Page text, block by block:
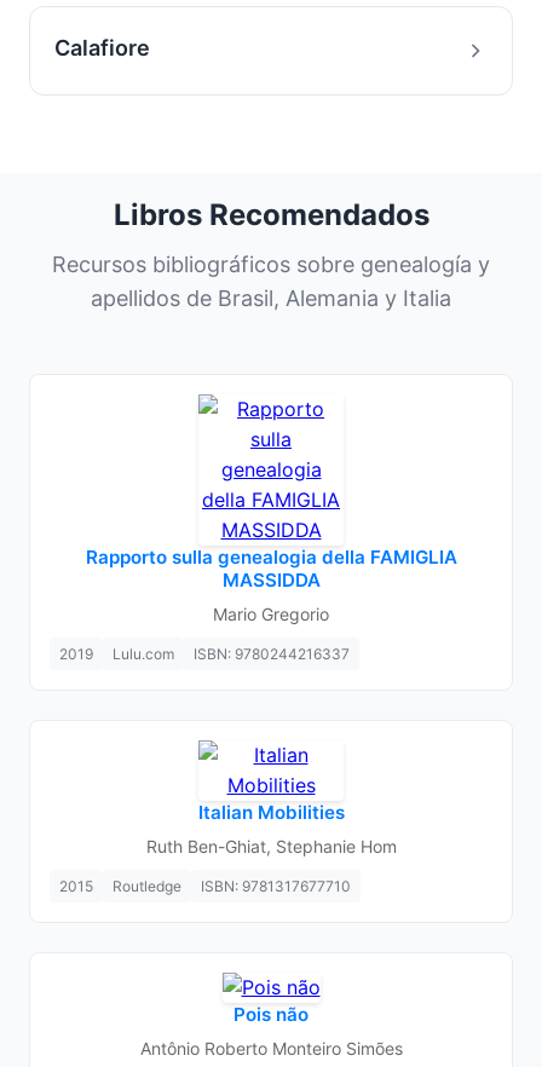
Calafiore
Libros Recomendados
Recursos bibliográficos sobre genealogía y
apellidos de Brasil, Alemania y Italia
Rapporto sulla genealogia della FAMIGLIA
MASSIDDA
Mario Gregorio
2019 Lulu.com ISBN: 9780244216337
Italian Mobilities
Ruth Ben-Ghiat, Stephanie Hom
2015 Routledge ISBN: 9781317677710
Pois não
Antônio Roberto Monteiro Simões